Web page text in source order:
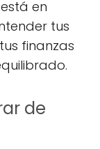
en
tus
finanzas
de